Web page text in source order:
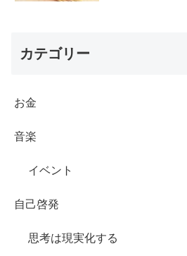
カテゴリー
お金
音楽
イベント
自己啓発
思考は現実化する